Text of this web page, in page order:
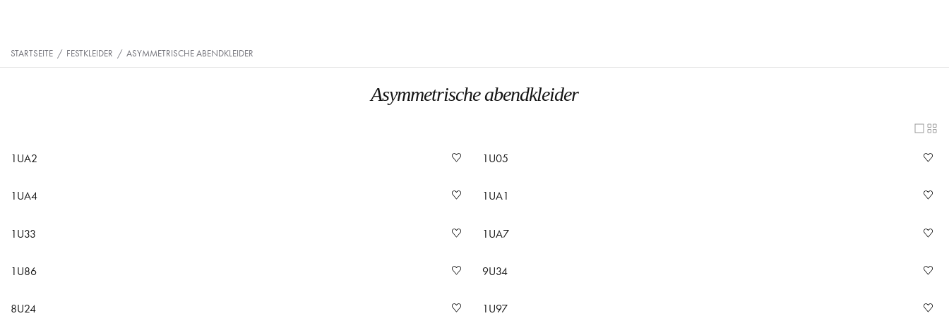
STARTSEITE / FESTKLEIDER / ASYMMETRISCHE ABENDKLEIDER
Asymmetrische abendkleider
1UA2 1U05
1UA4 1UA1
1U33 1UA7
1U86 9U34
8U24 1U97